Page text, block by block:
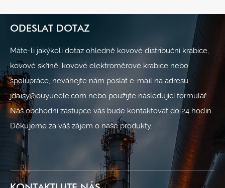
ODESLAT DOTAZ
Máte-li jakýkoli dotaz ohledně kovové distribuční krabice,
kovové skříně, kovové elektroměrové krabice nebo
spolupráce, neváhejte nám poslat e-mail na adresu
jdaisy@ouyueele.com nebo použijte následující formulář.
Náš obchodní zástupce vás bude kontaktovat do 24 hodin.
Děkujeme za váš zájem o naše produkty.